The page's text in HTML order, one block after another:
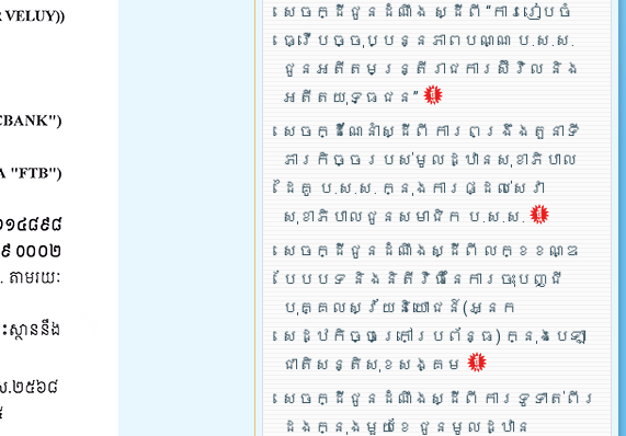
សេចក្ដីជូនដំណឹង ស្ដីពី “ការរៀបចំ
ធ្វើបច្ចុប្បន្នភាពបណ្ណ ប.ស.ស.
ជូនអតីតមន្ត្រីរាជការស៊ីវិល និង
អតីតយុទ្ធជន”
សេចក្ដីណែនាំស្ដីពី ការពង្រឹងតួនាទី
ភារកិច្ចរបស់មូលដ្ឋានសុខាភិបាល
ដៃគូ ប.­ស.ស. ក្នុងការផ្ដល់សេវា
សុខាភិបាលជូនសមាជិក ប.ស.ស.
សេចក្ដីជូនដំណឹងស្ដីពី លក្ខខណ្ឌ
បែបបទ និងនិតីវិធីនៃការចុះបញ្ជី
បុគ្គលស្វ័យនិយោជន៍(អ្នក
សេដ្ឋកិច្ចក្រៅប្រព័ន្ធ) ក្នុងបេឡា
ជាតិសន្តិសុខសង្គម
សេចក្ដីជូនដំណឹងស្ដីពី ការទូទាត់ពីរ
ដងក្នុងមួយខែ ជូនមូលដ្ឋាន